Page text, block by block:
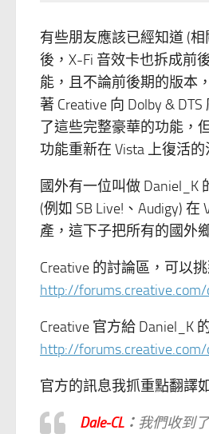
有些朋友應該已經知道 (
後，X-Fi 音效卡也拆成前
能，且不論前後期的版本
著 Creative 向 Dolby &
了這些完整豪華的功能，
功能重新在 Vista 上復活
國外有一位叫做 Daniel_K
(例如 SB Live!、Audigy)
產，這下子把所有的國外
Creative 的討論區，可以
http://forums.creative.com/
Creative 官方給 Daniel_K
http://forums.creative.com/
官方的訊息我抓重點翻譯
Dale-CL： 我們收到